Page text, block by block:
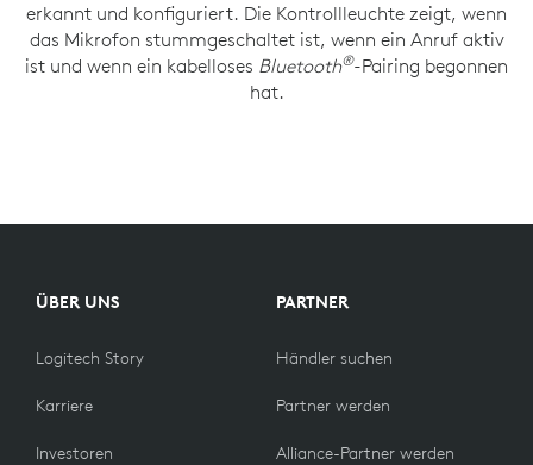
erkannt und konfiguriert. Die Kontrollleuchte zeigt, wenn
das Mikrofon stummgeschaltet ist, wenn ein Anruf aktiv
ist und wenn ein kabelloses Bluetooth®-Pairing begonnen
hat.
ÜBER UNS
Logitech Story
Karriere
Investoren
PARTNER
Händler suchen
Partner werden
Alliance-Partner werden